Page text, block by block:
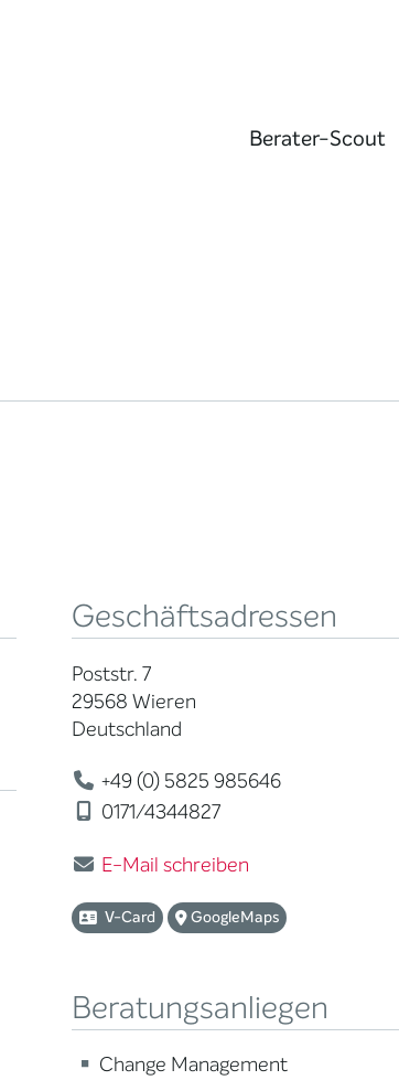
Berater-Scout
Geschäftsadressen
Poststr. 7
29568 Wieren
Deutschland
+49 (0) 5825 985646
0171/4344827
E-Mail schreiben
V-Card GoogleMaps
Beratungsanliegen
Change Management